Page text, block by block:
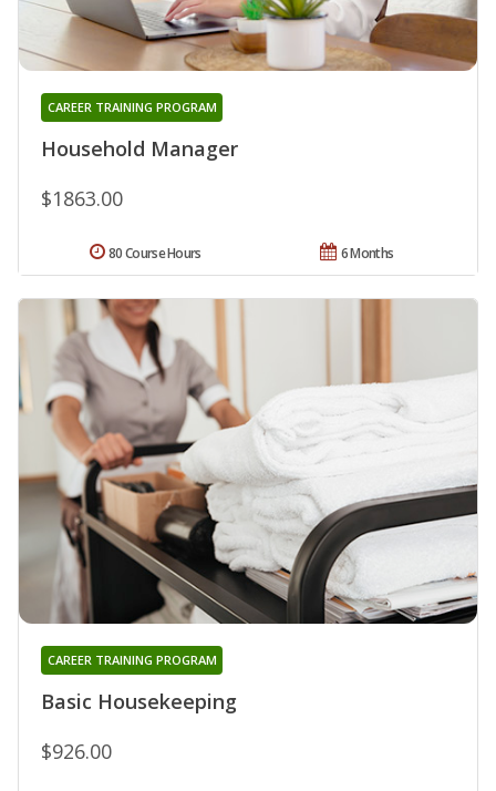
Household Manager
CAREER TRAINING PROGRAM
$1863.00
6 Months
80 Course Hours
Basic Housekeeping
CAREER TRAINING PROGRAM
$926.00